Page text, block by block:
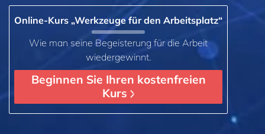
Online-Kurs „Werkzeuge für den Arbeitsplatz“
Wie man seine Begeisterung für die Arbeit
wiedergewinnt.
Beginnen Sie Ihren kostenfreien
Kurs